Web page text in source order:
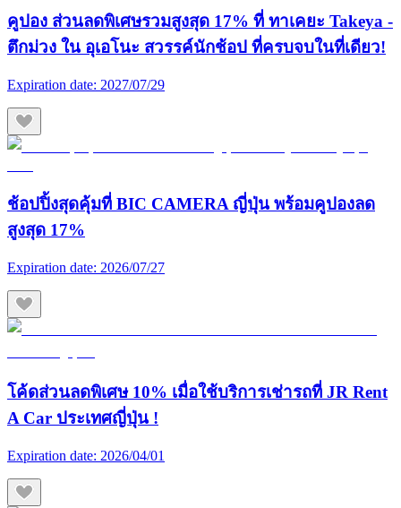
คูปอง ส่วนลดพิเศษรวมสูงสุด 17% ที่ ทาเคยะ Takeya -
ตึกม่วง ใน อุเอโนะ สวรรค์นักช้อป ที่ครบจบในที่เดียว!
Expiration date: 2027/07/29
ช้อปปิ้งสุดคุ้มที่ BIC CAMERA ญี่ปุ่น พร้อมคูปองลด
สูงสุด 17%
Expiration date: 2026/07/27
โค้ดส่วนลดพิเศษ 10% เมื่อใช้บริการเช่ารถที่ JR Rent
A Car ประเทศญี่ปุ่น !
Expiration date: 2026/04/01